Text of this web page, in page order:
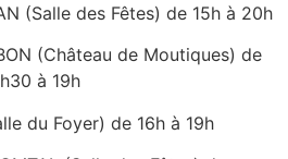
(Salle des Fêtes) de 15h à 20h
(Château de Moutiques) de
à 19h
du Foyer) de 16h à 19h